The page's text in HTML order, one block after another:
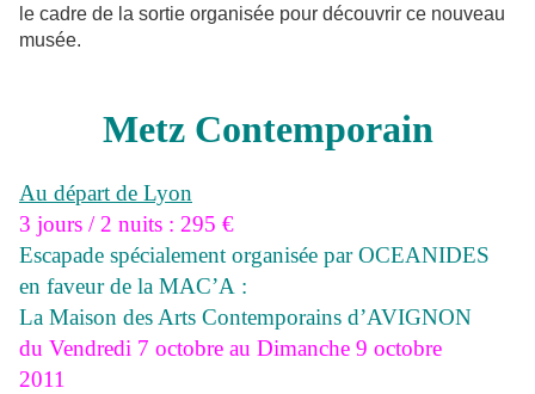
le cadre de la sortie organisée pour découvrir ce nouveau
musée.
Metz Contemporain
Au départ de Lyon
3 jours / 2 nuits : 295 €
Escapade spécialement organisée par OCEANIDES
en faveur de la MAC’A :
La Maison des Arts Contemporains d’AVIGNON
du Vendredi 7 octobre au Dimanche 9 octobre
2011